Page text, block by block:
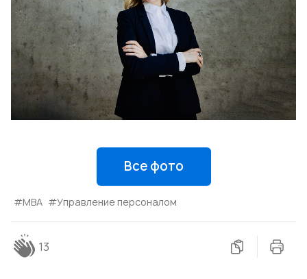
Все фото
#МВА #Управление персоналом
13